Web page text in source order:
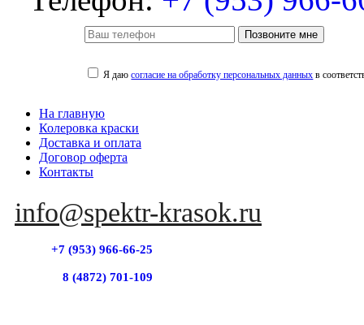
Позвоните мне
Я даюсогласие на обработку персональных данных в
На главную
Колеровка краски
Доставка и оплата
Договор оферта
Контакты
info@spektr-krasok.ru
+7 (953) 966-66-25
8 (4872) 701-109